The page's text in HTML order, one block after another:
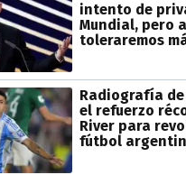
intento de
Mundial, pero
toleraremos
Radiografía
el refuerzo
River para
fútbol